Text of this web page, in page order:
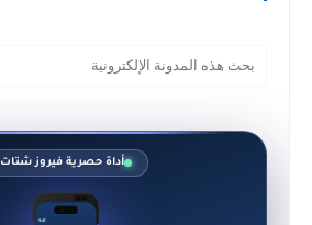
أداة حصرية فيروز شتات
9:41